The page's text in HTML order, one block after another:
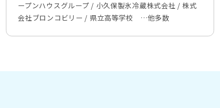
ープンハウスグループ / 小久保製氷冷蔵株式会社 / 株式
会社ブロンコビリー / 県立高等学校 …他多数